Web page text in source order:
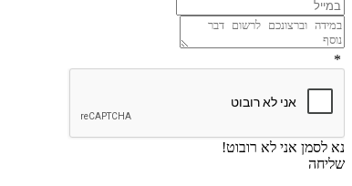
*
נא לסמן אני לא רובוט!
שליחה